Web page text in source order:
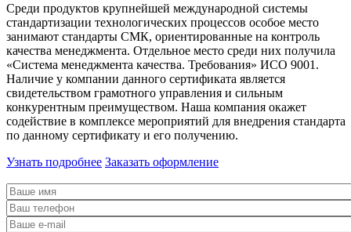
Среди продуктов крупнейшей международной системы
стандартизации технологических процессов особое место
занимают стандарты СМК, ориентированные на контроль
качества менеджмента. Отдельное место среди них получила
«Система менеджмента качества. Требования» ИСО 9001.
Наличие у компании данного сертификата является
свидетельством грамотного управления и сильным
конкурентным преимуществом. Наша компания окажет
содействие в комплексе мероприятий для внедрения стандарта
по данному сертификату и его получению.
Узнать подробнее Заказать оформление